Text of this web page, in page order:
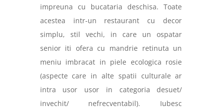
impreuna cu bucataria deschisa. Toate
acestea intr-un restaurant cu decor
simplu, stil vechi, in care un ospatar
senior iti ofera cu mandrie retinuta un
meniu imbracat in piele ecologica rosie
(aspecte care in alte spatii culturale ar
intra usor usor in categoria desuet/
invechit/ nefrecventabil). Iubesc